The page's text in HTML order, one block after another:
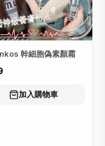
幹細胞偽素顏霜
加入購物車